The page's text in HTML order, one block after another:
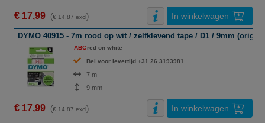
€ 17,99 (€ 14,87 excl) In winkelwagen
DYMO 40915 - 7m rood op wit / zelfklevend tape / D1 / 9mm
ABCred on white
Bel voor levertijd +31 26 3193981
7 m
9 mm
€ 17,99 (€ 14,87 excl) In winkelwagen